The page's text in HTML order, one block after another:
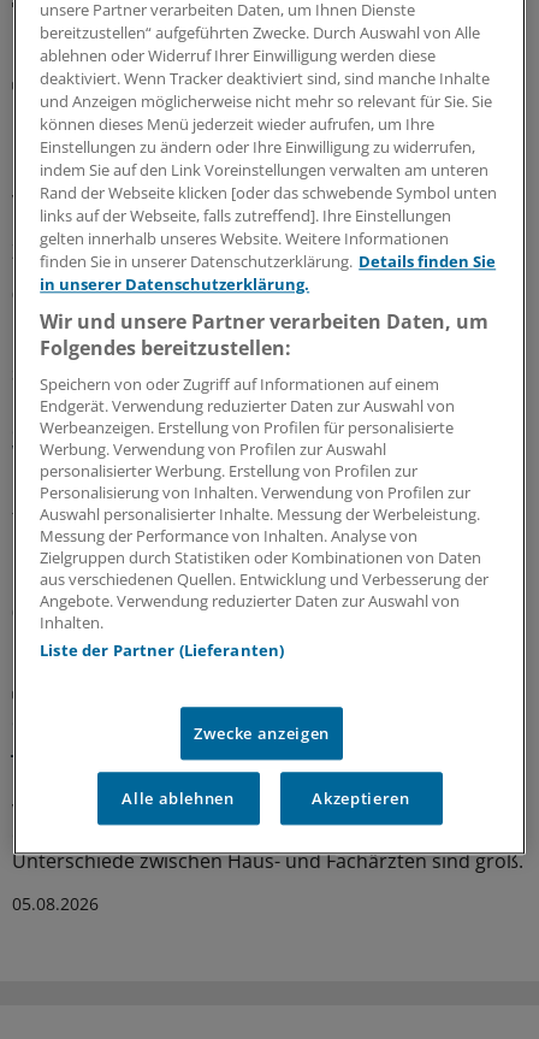
MEHR ZUM THEMA
Notfallversorgung
Neuer Bereitschaftsdienst in Nordrhein ist ein
Erfolgsmodell
In nur zwölf Stunden waren die 6.000 Fahrdienste
vergeben: Der neu strukturierte ärztliche
Bereitschaftsdienst in Nordrhein wird gut angenommen.
Zuständig sind spezielle Kooperationsmediziner.
07.08.2026
Sparpaket sorgt für Unsicherheit
Praxisbesonderheiten in Zeiten des GKV-
Spargesetzes: Klarheit soll es in der kommenden
Woche geben
Ein Passus des Beitragssatzstabilisierungsgesetz sorgt
für Unruhe unter Ärztinnen und Ärzten. Stehen die
Praxisbesonderheiten auf der Kippe? Oder eher doch
nicht? Kassenärzte und Krankenkassen verhandeln.
06.08.2026
Sparliste der KBV: So hoch könnten die Verluste
Die Kassenärztliche Bundesvereinigung hat eine Liste
vorgelegt, in der sie die möglichen finanziellen Folgen
des GKV-Spargesetzes pro Ärztin bzw. Arzt auflistet. Die
Unterschiede zwischen Haus- und Fachärzten sind groß.
05.08.2026
unsere Partner verarbeiten Daten, um Ihnen Dienste
bereitzustellen“ aufgeführten Zwecke. Durch Auswahl von Alle
ablehnen oder Widerruf Ihrer Einwilligung werden diese
deaktiviert. Wenn Tracker deaktiviert sind, sind manche Inhalte
und Anzeigen möglicherweise nicht mehr so relevant für Sie. Sie
können dieses Menü jederzeit wieder aufrufen, um Ihre
Einstellungen zu ändern oder Ihre Einwilligung zu widerrufen,
indem Sie auf den Link Voreinstellungen verwalten am unteren
Rand der Webseite klicken [oder das schwebende Symbol unten
links auf der Webseite, falls zutreffend]. Ihre Einstellungen
gelten innerhalb unseres Website. Weitere Informationen
finden Sie in unserer Datenschutzerklärung. Details finden Sie
in unserer Datenschutzerklärung.
Wir und unsere Partner verarbeiten Daten, um
Folgendes bereitzustellen:
Speichern von oder Zugriff auf Informationen auf einem
Endgerät. Verwendung reduzierter Daten zur Auswahl von
Werbeanzeigen. Erstellung von Profilen für personalisierte
Werbung. Verwendung von Profilen zur Auswahl
personalisierter Werbung. Erstellung von Profilen zur
Personalisierung von Inhalten. Verwendung von Profilen zur
Auswahl personalisierter Inhalte. Messung der Werbeleistung.
Messung der Performance von Inhalten. Analyse von
Zielgruppen durch Statistiken oder Kombinationen von Daten
aus verschiedenen Quellen. Entwicklung und Verbesserung der
Angebote. Verwendung reduzierter Daten zur Auswahl von
Inhalten.
Liste der Partner (Lieferanten)
Zwecke anzeigen
Alle ablehnen Akzeptieren